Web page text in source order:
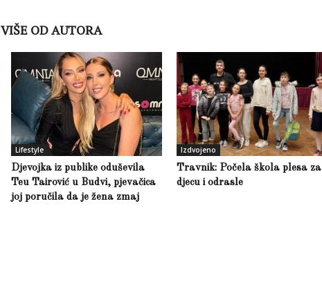
VIŠE OD AUTORA
Lifestyle
Djevojka iz publike oduševila
Teu Tairović u Budvi, pjevačica
joj poručila da je žena zmaj
Izdvojeno
Travnik: Počela škola plesa za
djecu i odrasle